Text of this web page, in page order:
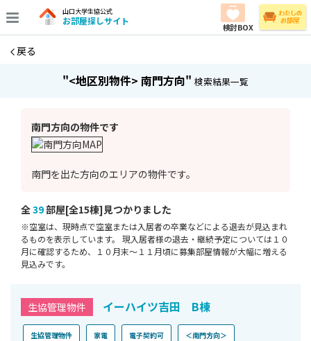
山口大学生協公式
お部屋探しサイト
検討BOX
戻る
"<地区別物件> 南門方向" 検索結果一覧
南門方向の物件です
南門を出た方向のエリアの物件です。
全39部屋[全15棟]⾒つかりました
※空室は、現時点で空室または⼊居者の卒業などによる退去が⾒込まれ
るものを表⽰しています。 現入居者様の退去・継続予定については１０
月に確認するため、１０月末～１１月頃に募集部屋情報が大幅に増える
見込みです。
生協管理物件 イーハイツ吉田 B棟
生協管理物件 家電 電子契約可 ＜南門方向＞